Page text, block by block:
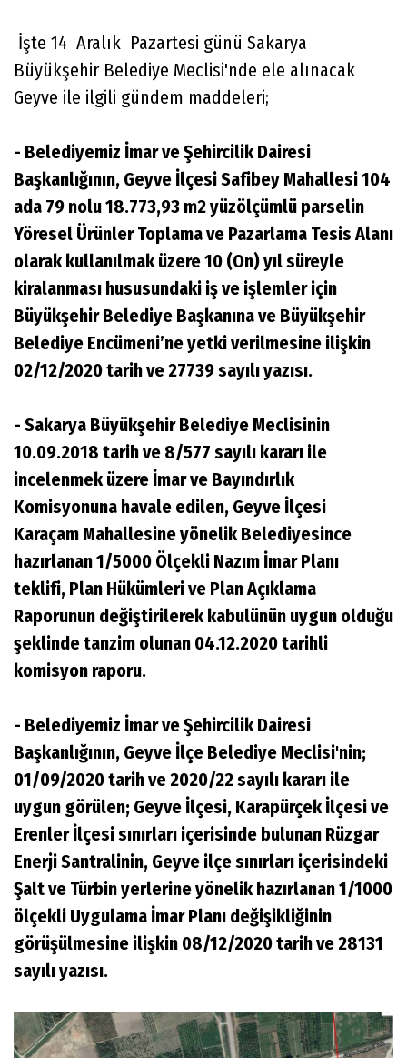
İşte 14 Aralık Pazartesi günü Sakarya
Büyükşehir Belediye Meclisi'nde ele alınacak
Geyve ile ilgili gündem maddeleri;
- Belediyemiz İmar ve Şehircilik Dairesi
Başkanlığının, Geyve İlçesi Safibey Mahallesi 104
ada 79 nolu 18.773,93 m2 yüzölçümlü parselin
Yöresel Ürünler Toplama ve Pazarlama Tesis Alanı
olarak kullanılmak üzere 10 (On) yıl süreyle
kiralanması hususundaki iş ve işlemler için
Büyükşehir Belediye Başkanına ve Büyükşehir
Belediye Encümeni’ne yetki verilmesine ilişkin
02/12/2020 tarih ve 27739 sayılı yazısı.
- Sakarya Büyükşehir Belediye Meclisinin
10.09.2018 tarih ve 8/577 sayılı kararı ile
incelenmek üzere İmar ve Bayındırlık
Komisyonuna havale edilen, Geyve İlçesi
Karaçam Mahallesine yönelik Belediyesince
hazırlanan 1/5000 Ölçekli Nazım İmar Planı
teklifi, Plan Hükümleri ve Plan Açıklama
Raporunun değiştirilerek kabulünün uygun olduğu
şeklinde tanzim olunan 04.12.2020 tarihli
komisyon raporu.
- Belediyemiz İmar ve Şehircilik Dairesi
Başkanlığının, Geyve İlçe Belediye Meclisi'nin;
01/09/2020 tarih ve 2020/22 sayılı kararı ile
uygun görülen; Geyve İlçesi, Karapürçek İlçesi ve
Erenler İlçesi sınırları içerisinde bulunan Rüzgar
Enerji Santralinin, Geyve ilçe sınırları içerisindeki
Şalt ve Türbin yerlerine yönelik hazırlanan 1/1000
ölçekli Uygulama İmar Planı değişikliğinin
görüşülmesine ilişkin 08/12/2020 tarih ve 28131
sayılı yazısı.